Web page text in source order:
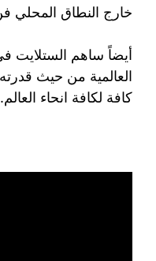
خارج النطاق المحلي
أيضاً ساهم الستلايت
العالمية من حيث
كافة لكافة انحاء العالم.